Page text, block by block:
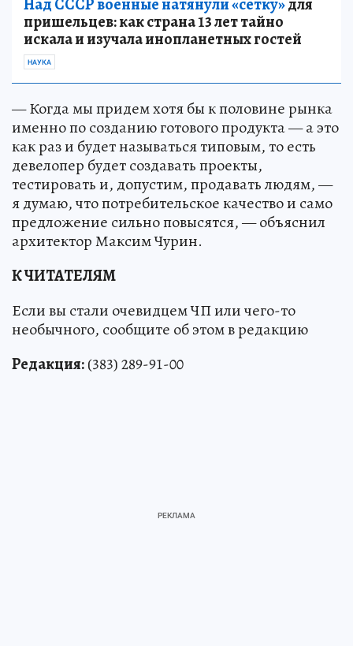
пришельцев: как страна 13 лет тайно
искала и изучала инопланетных гостей
НАУКА
— Когда мы придем хотя бы к половине рынка
именно по созданию готового продукта — а это
как раз и будет называться типовым, то есть
девелопер будет создавать проекты,
тестировать и, допустим, продавать людям, —
я думаю, что потребительское качество и само
предложение сильно повысятся, — объяснил
архитектор Максим Чурин.
К ЧИТАТЕЛЯМ
Если вы стали очевидцем ЧП или чего-то
необычного, сообщите об этом в редакцию
Редакция:(383) 289-91-00